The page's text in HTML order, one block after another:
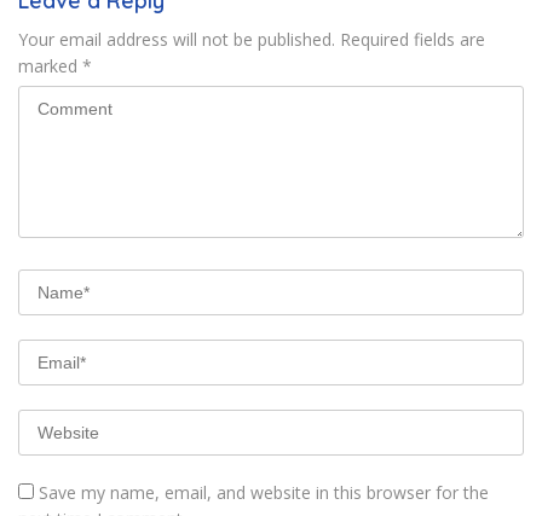
Your email address will not be published. Required fields are
marked *
Save my name, email, and website in this browser for the